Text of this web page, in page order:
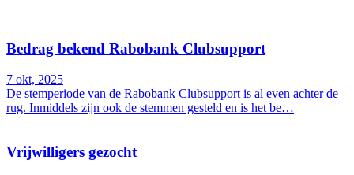
Bedrag bekend Rabobank Clubsupport
7 okt, 2025
De stemperiode van de Rabobank Clubsupport is al even achter de
rug. Inmiddels zijn ook de stemmen gesteld en is het be…
Vrijwilligers gezocht